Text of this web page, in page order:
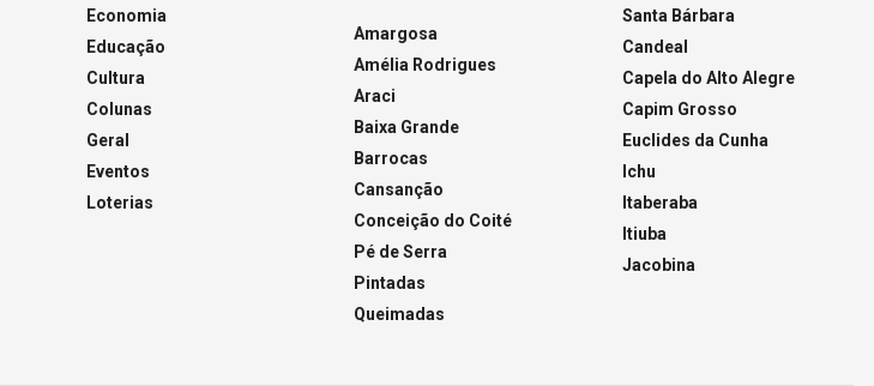
Economia
Educação
Cultura
Colunas
Geral
Eventos
Loterias
Amargosa
Amélia Rodrigues
Araci
Baixa Grande
Barrocas
Cansanção
Conceição do Coité
Pé de Serra
Pintadas
Queimadas
Santa Bárbara
Candeal
Capela do Alto Alegre
Capim Grosso
Euclides da Cunha
Ichu
Itaberaba
Itiuba
Jacobina